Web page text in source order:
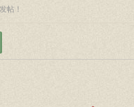
帖！